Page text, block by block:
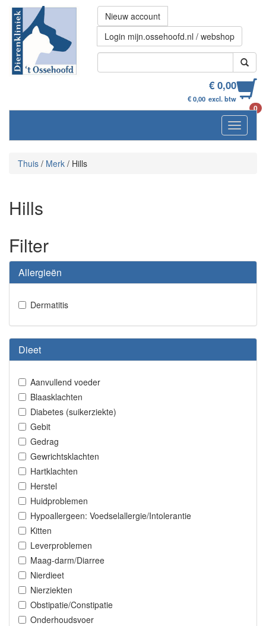
Nieuw account
Login mijn.ossehoofd.nl / webshop
€ 0,00
€ 0,00 excl. btw
0
Thuis / Merk / Hills
Hills
Filter
Allergieën
Dermatitis
Dieet
Aanvullend voeder
Blaasklachten
Diabetes (suikerziekte)
Gebit
Gedrag
Gewrichtsklachten
Hartklachten
Herstel
Huidproblemen
Hypoallergeen: Voedselallergie/Intolerantie
Kitten
Leverproblemen
Maag-darm/Diarree
Nierdieet
Nierziekten
Obstipatie/Constipatie
Onderhoudsvoer